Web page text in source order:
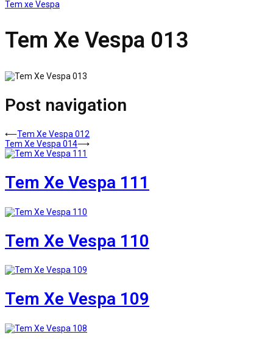
Tem xe Vespa
Tem Xe Vespa 013
Post navigation
⟵Tem Xe Vespa 012
Tem Xe Vespa 014⟶
Tem Xe Vespa 111
Tem Xe Vespa 110
Tem Xe Vespa 109